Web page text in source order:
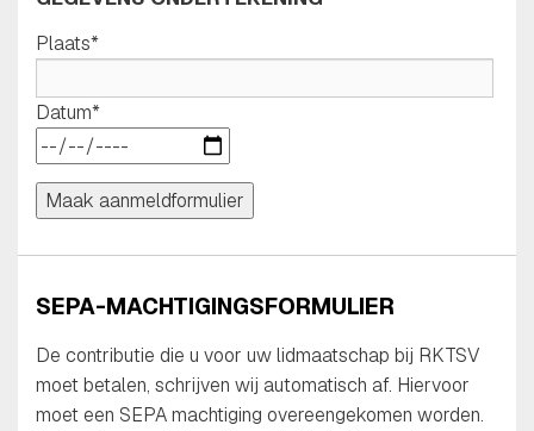
Plaats*
Datum*
SEPA-MACHTIGINGSFORMULIER
De contributie die u voor uw lidmaatschap bij RKTSV
moet betalen, schrijven wij automatisch af. Hiervoor
moet een SEPA machtiging overeengekomen worden.